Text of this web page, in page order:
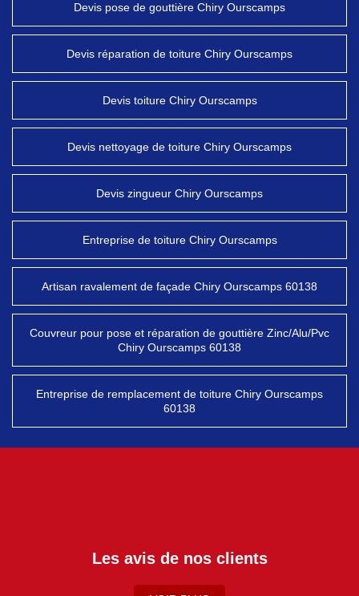
Devis pose de gouttière Chiry Ourscamps
Devis réparation de toiture Chiry Ourscamps
Devis toiture Chiry Ourscamps
Devis nettoyage de toiture Chiry Ourscamps
Devis zingueur Chiry Ourscamps
Entreprise de toiture Chiry Ourscamps
Artisan ravalement de façade Chiry Ourscamps 60138
Couvreur pour pose et réparation de gouttière Zinc/Alu/Pvc
Chiry Ourscamps 60138
Entreprise de remplacement de toiture Chiry Ourscamps
60138
Les avis de nos clients